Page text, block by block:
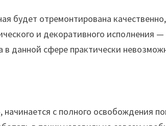
будет отремонтирована
и декоративного исполнения
в данной сфере практически
начинается с полного освобождения